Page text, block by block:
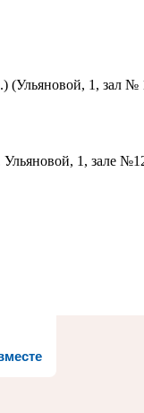
(Ульяновой, 1, зал №
1, зале